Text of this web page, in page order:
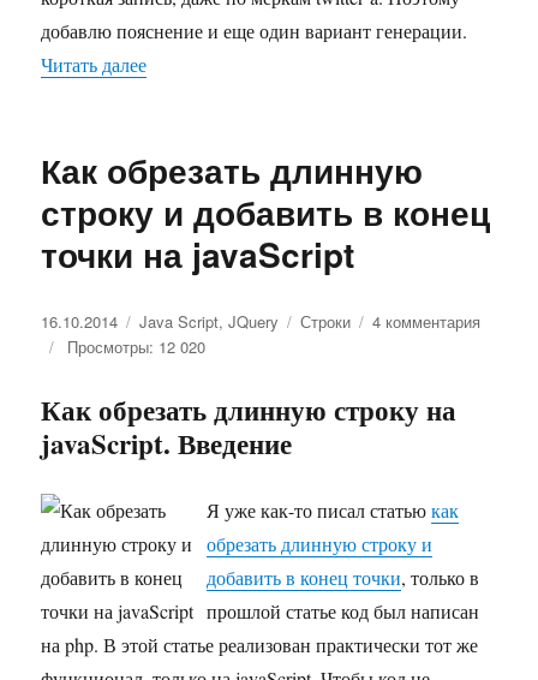
добавлю пояснение и еще один вариант генерации.
Читать далее
Как обрезать длинную
строку и добавить в конец
точки на javaScript
Опубликовано
16.10.2014 Рубрики
Java Script,JQuery Метки
Строки 4 комментария
Просмотры: 12 020
Как обрезать длинную строку на
javaScript. Введение
Я уже как-то писал статьюкак
обрезать длинную строку и
добавить в конец точки, только в
прошлой статье код был написан
на php. В этой статье реализован практически тот же